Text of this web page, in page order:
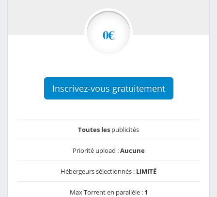
0€
Inscrivez-vous gratuitement
Toutes les publicités
Priorité upload :Aucune
Hébergeurs sélectionnés : LIMITÉ
Max Torrent en parallèle : 1